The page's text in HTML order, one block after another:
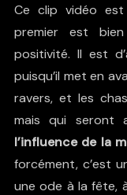
Ce clip vidéo est
premier est
positivité. Il est
puisqu’il met en
ravers, et les
mais qui seront
l’influence de la
forcément, c’est
une ode à la fête,